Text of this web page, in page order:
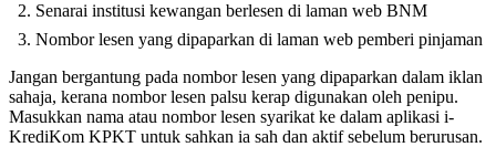
Senarai institusi kewangan berlesen di laman web BNM
Nombor lesen yang dipaparkan di laman web pemberi pinjaman
Jangan bergantung pada nombor lesen yang dipaparkan dalam iklan
sahaja, kerana nombor lesen palsu kerap digunakan oleh penipu.
Masukkan nama atau nombor lesen syarikat ke dalam aplikasi i-
KrediKom KPKT untuk sahkan ia sah dan aktif sebelum berurusan.